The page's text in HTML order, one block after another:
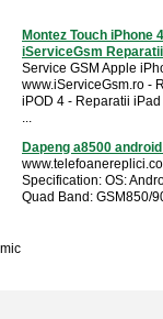
Montez Touch iPhone
iServiceGsm
Service GSM Apple
www.iServiceGsm.ro -
iPOD 4 - Reparatii
...
Dapeng a8500
Specification: OS:
Quad Band: GSM850/
mic